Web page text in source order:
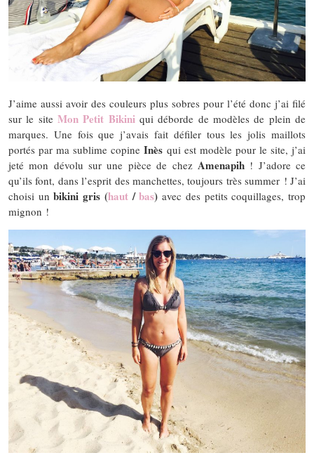
J’aime aussi avoir des couleurs plus sobres pour l’été donc j’ai filé
sur le site Mon Petit Bikiniqui déborde de modèles de plein de
marques. Une fois que j’avais fait défiler tous les jolis maillots
portés par ma sublime copineInès qui est modèle pour le site, j’ai
jeté mon dévolu sur une pièce de chez Amenapih ! J’adore ce
qu’ils font, dans l’esprit des manchettes, toujours très summer ! J’ai
choisi unbikini gris (haut/bas) avec des petits coquillages, trop
mignon !